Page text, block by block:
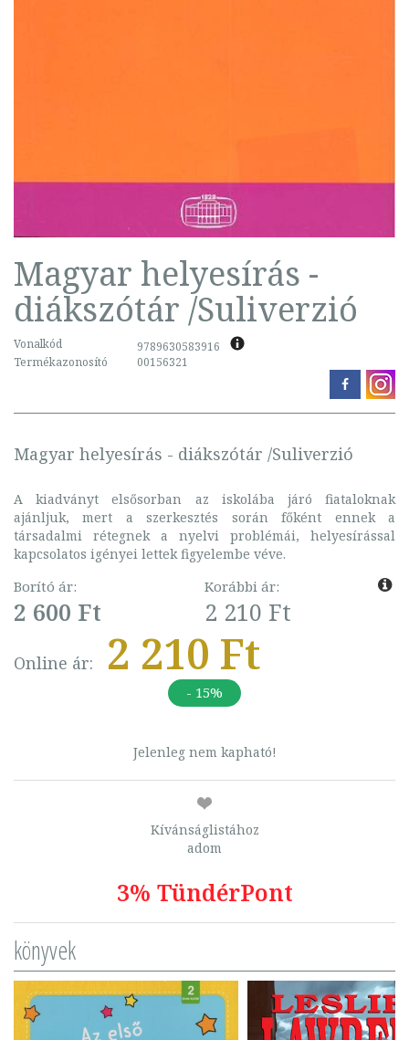
Magyar helyesírás -
diákszótár /Suliverzió
Vonalkód
9789630583916
Termékazonosító
00156321
Magyar helyesírás - diákszótár /Suliverzió
A kiadványt elsősorban az iskolába járó fiataloknak
ajánljuk, mert a szerkesztés során főként ennek a
társadalmi rétegnek a nyelvi problémái, helyesírással
kapcsolatos igényei lettek figyelembe véve.
Borító ár:
2 600 Ft
Korábbi ár:
2 210 Ft
Online ár: 2 210 Ft
- 15%
Jelenleg nem kapható!
Kívánságlistához
adom
3% TündérPont
könyvek